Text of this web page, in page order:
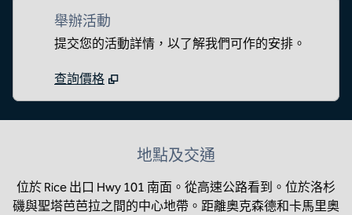
舉辦活動
提交您的活動詳情，以了解我們可作的安排。
查詢價格
地點及交通
位於 Rice 出口 Hwy 101 南面。從高速公路看到。位於洛杉
磯與聖塔芭芭拉之間的中心地帶。距離奧克森德和卡馬里奧